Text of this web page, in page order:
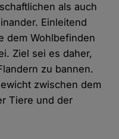
als auch
Einleitend
dem Wohlbefinden
Ziel sei es daher,
zu bannen.
zwischen dem
Tiere und der